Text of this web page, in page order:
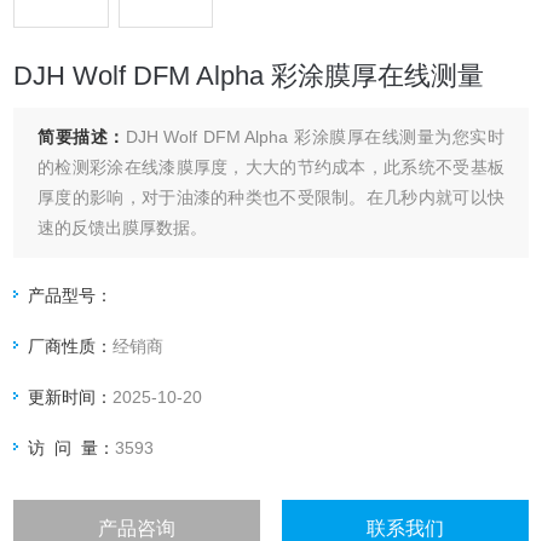
DJH Wolf DFM Alpha 彩涂膜厚在线测量
简要描述： DJH Wolf DFM Alpha 彩涂膜厚在线测量为您实时
的检测彩涂在线漆膜厚度，大大的节约成本，此系统不受基板
厚度的影响，对于油漆的种类也不受限制。在几秒内就可以快
速的反馈出膜厚数据。
产品型号：
厂商性质：经销商
更新时间： 2025-10-20
访 问 量：3593
产品咨询 联系我们